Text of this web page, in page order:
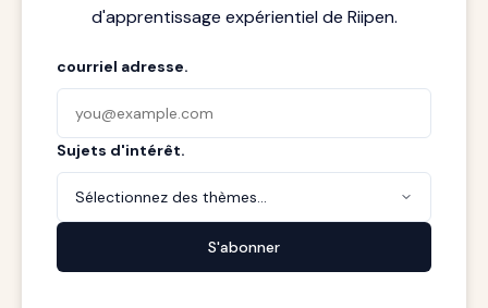
d'apprentissage expérientiel de Riipen.
courriel adresse.
Sujets d'intérêt.
Sélectionnez des thèmes...
S'abonner